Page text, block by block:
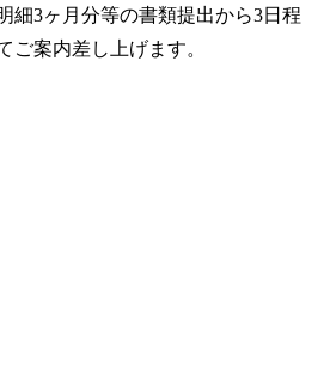
細3ヶ月分等の書類提出から3日程
ご案内差し上げます。